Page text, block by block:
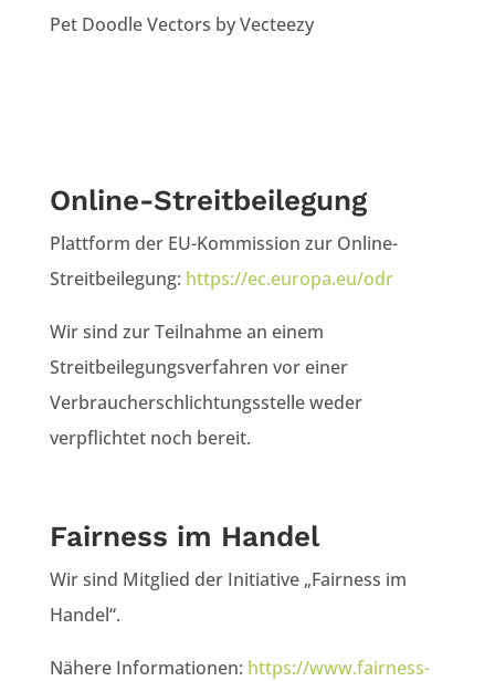
Pet Doodle Vectors by Vecteezy
Online-Streitbeilegung
Plattform der EU-Kommission zur Online-
Streitbeilegung: https://ec.europa.eu/odr
Wir sind zur Teilnahme an einem
Streitbeilegungsverfahren vor einer
Verbraucherschlichtungsstelle weder
verpflichtet noch bereit.
Fairness im Handel
Wir sind Mitglied der Initiative „Fairness im
Handel“.
Nähere Informationen: https://www.fairness-